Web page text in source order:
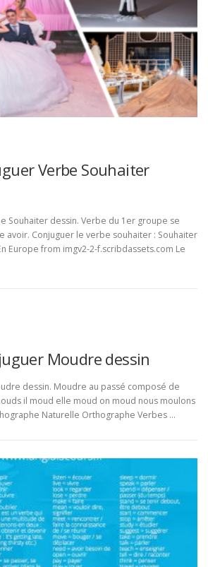
Verbe Souhaiter
Souhaiter dessin. Verbe du 1er groupe se
avoir. Conjuguer le verbe souhaiter : Souhaiter
Europe from imgv2-2-f.scribdassets.com Le
Moudre dessin
dessin. Moudre au passé composé de
il moud elle moud on moud nous moulons
Naturelle Orthographe Verbes …